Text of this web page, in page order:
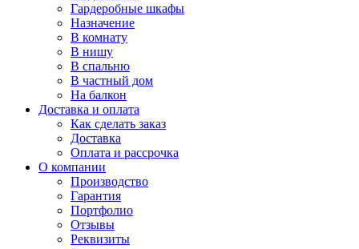
Гардеробные шкафы
Назначение
В комнату
В нишу
В спальню
В частный дом
На балкон
Доставка и оплата
Как сделать заказ
Доставка
Оплата и рассрочка
О компании
Производство
Гарантия
Портфолио
Отзывы
Реквизиты